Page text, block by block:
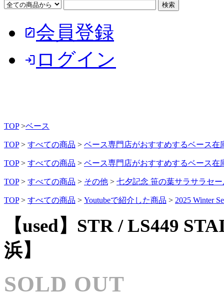
note_alt会員登録
login ログイン
TOP >ベース
TOP > すべての商品 > ベース専門店がおすすめするベース在
TOP > すべての商品 > ベース専門店がおすすめするベース在
TOP > すべての商品 > その他 > 七夕記念 笹の葉サラサラセー
TOP > すべての商品 > Youtubeで紹介した商品 > 2025 Winter
【used】STR / LS449
浜】
SOLD OUT